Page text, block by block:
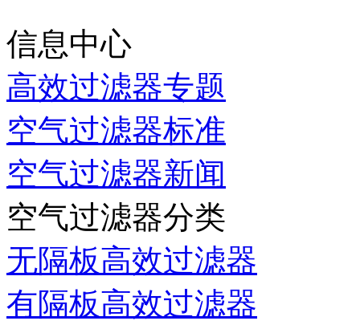
信息中心
高效过滤器专题
空气过滤器标准
空气过滤器新闻
空气过滤器分类
无隔板高效过滤器
有隔板高效过滤器